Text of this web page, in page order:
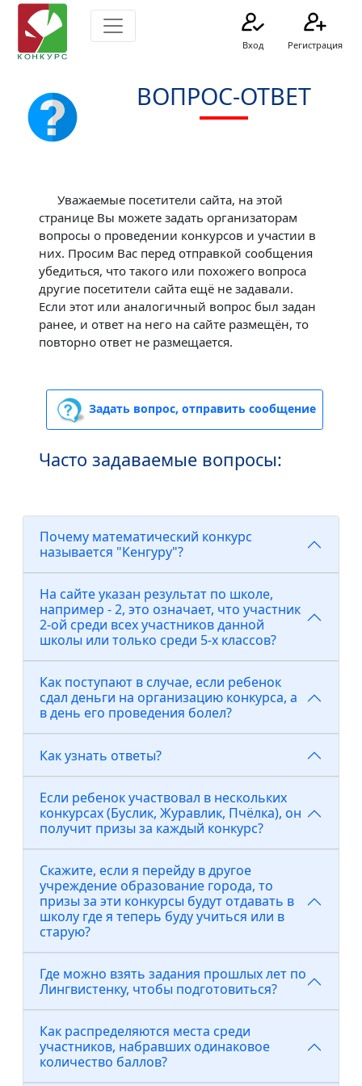
Вход Регистрация
ВОПРОС-ОТВЕТ
Уважаемые посетители сайта, на этой
странице Вы можете задать организаторам
вопросы о проведении конкурсов и участии в
них. Просим Вас перед отправкой сообщения
убедиться, что такого или похожего вопроса
другие посетители сайта ещё не задавали.
Если этот или аналогичный вопрос был задан
ранее, и ответ на него на сайте размещён, то
повторно ответ не размещается.
Задать вопрос, отправить сообщение
Часто задаваемые вопросы:
Почему математический конкурс
называется "Кенгуру"?
На сайте указан результат по школе,
например - 2, это означает, что участник
2-ой среди всех участников данной
школы или только среди 5-х классов?
Как поступают в случае, если ребенок
сдал деньги на организацию конкурса, а
в день его проведения болел?
Как узнать ответы?
Если ребенок участвовал в нескольких
конкурсах (Буслик, Журавлик, Пчёлка), он
получит призы за каждый конкурс?
Скажите, если я перейду в другое
учреждение образование города, то
призы за эти конкурсы будут отдавать в
школу где я теперь буду учиться или в
старую?
Где можно взять задания прошлых лет по
Лингвистенку, чтобы подготовиться?
Как распределяются места среди
участников, набравших одинаковое
количество баллов?